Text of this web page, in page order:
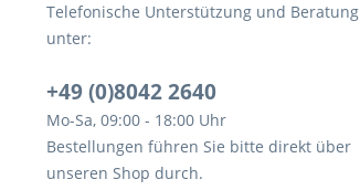
Telefonische Unterstützung und Beratung
unter:
+49 (0)8042 2640
Mo-Sa, 09:00 - 18:00 Uhr
Bestellungen führen Sie bitte direkt über
unseren Shop durch.